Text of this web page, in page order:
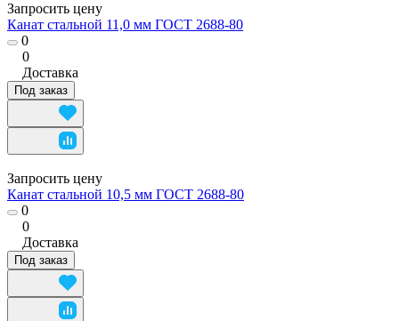
Запросить цену
Канат стальной 11,0 мм ГОСТ 2688-80
0
0
Доставка
Под заказ
Запросить цену
Канат стальной 10,5 мм ГОСТ 2688-80
0
0
Доставка
Под заказ